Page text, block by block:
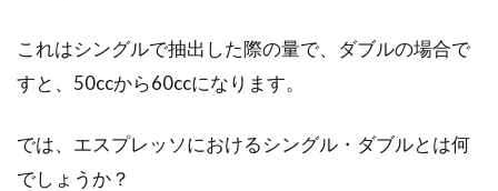
太りたい人も太りたくない人も必
見！カロリーが高い食事は？
避けるべきものですが、太りたい人にとっては
これはシングルで抽出した際の量で、ダブルの場合で
すと、50ccから60ccになります。
では、エスプレッソにおけるシングル・ダブルとは何
でしょうか？